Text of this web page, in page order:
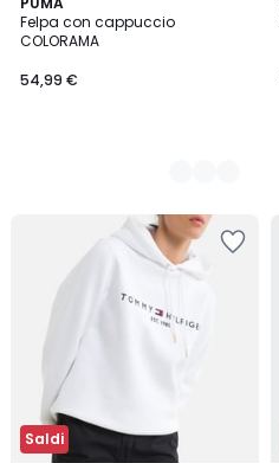
Felpa con cappuccio
COLORAMA
54,99 €
2
Colori
Saldi